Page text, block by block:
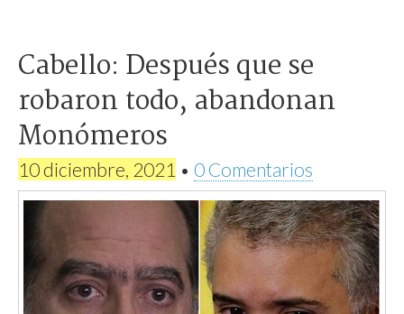
Cabello: Después que se
robaron todo, abandonan
Monómeros
10 diciembre, 2021 • 0 Comentarios